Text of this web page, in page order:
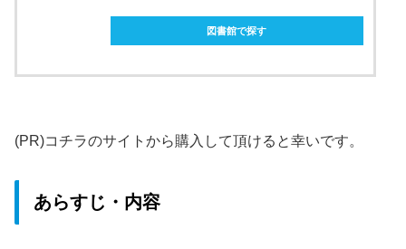
図書館で探す
(PR)コチラのサイトから購入して頂けると幸いです。
あらすじ・内容